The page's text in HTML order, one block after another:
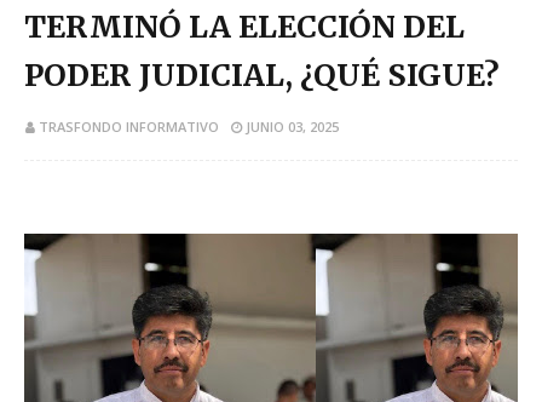
TERMINÓ LA ELECCIÓN DEL
PODER JUDICIAL, ¿QUÉ SIGUE?
TRASFONDO INFORMATIVO JUNIO 03, 2025